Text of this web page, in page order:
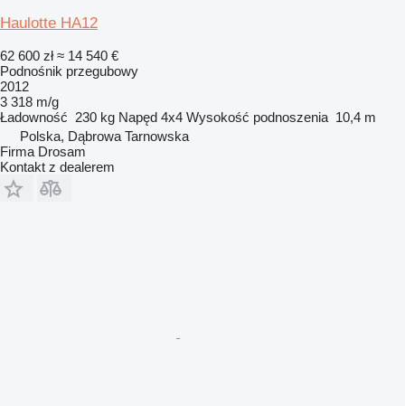
Haulotte HA12
62 600 zł ≈ 14 540 €
Podnośnik przegubowy
2012
3 318 m/g
Ładowność 230 kg Napęd 4x4 Wysokość podnoszenia 10,4 m
Polska, Dąbrowa Tarnowska
Firma Drosam
Kontakt z dealerem